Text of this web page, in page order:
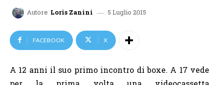
Autore Loris Zanini 5 Luglio 2015
FACEBOOK X
A 12 anni il suo primo incontro di boxe. A 17 vede